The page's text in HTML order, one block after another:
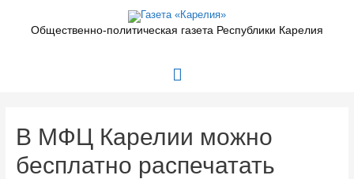
содержимомуОбщественно-политическая газета Республики Карелия
Главное
В МФЦ Карелии можно
бесплатно распечатать